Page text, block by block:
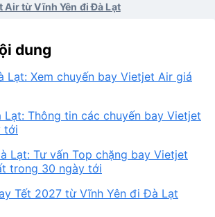
Air từ Vĩnh Yên đi Đà Lạt
dung
Lạt: Xem chuyến bay Vietjet Air giá
Lạt: Thông tin các chuyến bay Vietjet
tới
Lạt: Tư vấn Top chặng bay Vietjet
trong 30 ngày tới
Tết 2027 từ Vĩnh Yên đi Đà Lạt